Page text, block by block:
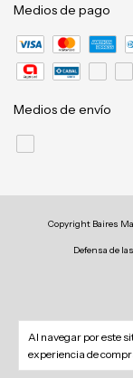
Al navegar por este
experiencia de
Medios de pago
Medios de envío
Copyright Baires
Defensa de